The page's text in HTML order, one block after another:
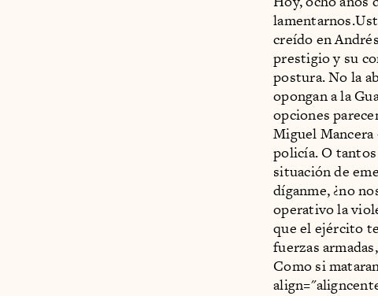
creído en
prestigio y su
postura. No la
opongan a la
opciones
Miguel
policía. O tantos
situación de
díganme, ¿no
operativo la
que el ejército
fuerzas
Como si